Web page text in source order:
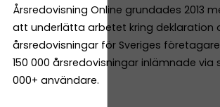
Årsredovisning Online grundades 2013
att underlätta arbetet kring deklaration
årsredovisningar för Sveriges
150 000 årsredovisningar inlämnade via
000+ användare.